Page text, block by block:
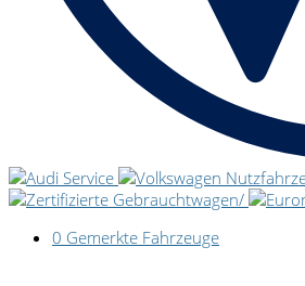
0 Gemerkte Fahrzeuge